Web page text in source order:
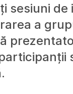
sesiuni de
a